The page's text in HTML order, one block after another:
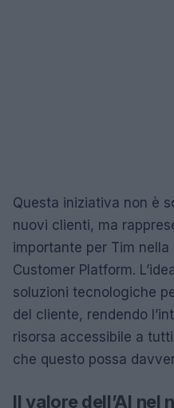
Questa iniziativa non è
nuovi clienti, ma
importante per Tim
Customer Platform.
soluzioni tecnologiche
del cliente, rendendo
risorsa accessibile a
che questo possa
Il valore dell’AI nel